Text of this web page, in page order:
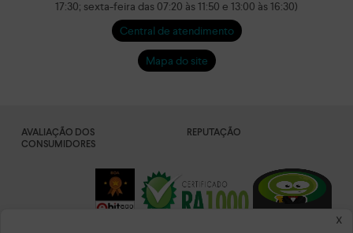
x
17:30; sexta-feira das 07:20 às 11:50 e 13:00 às 16:30)
Central de atendimento
Mapa do site
AVALIAÇÃO DOS
CONSUMIDORES
REPUTAÇÃO